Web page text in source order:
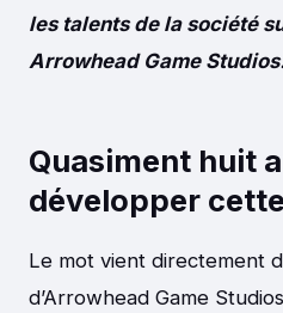
les talents de la société
Arrowhead Game
Quasiment huit
développer
Le mot vient directement
d’Arrowhead Game